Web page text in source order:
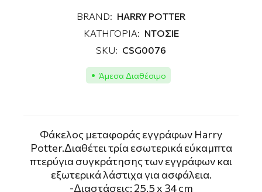
BRAND: HARRY POTTER
ΚΑΤΗΓΟΡΙΑ: ΝΤΟΣΙΕ
SKU: CSG0076
Άμεσα Διαθέσιμο
Φάκελος μεταφοράς εγγράφων Harry
Potter.Διαθέτει τρία εσωτερικά εύκαμπτα
πτερύγια συγκράτησης των εγγράφων και
εξωτερικά λάστιχα για ασφάλεια.
-Διαστάσεις: 25.5 x 34 cm